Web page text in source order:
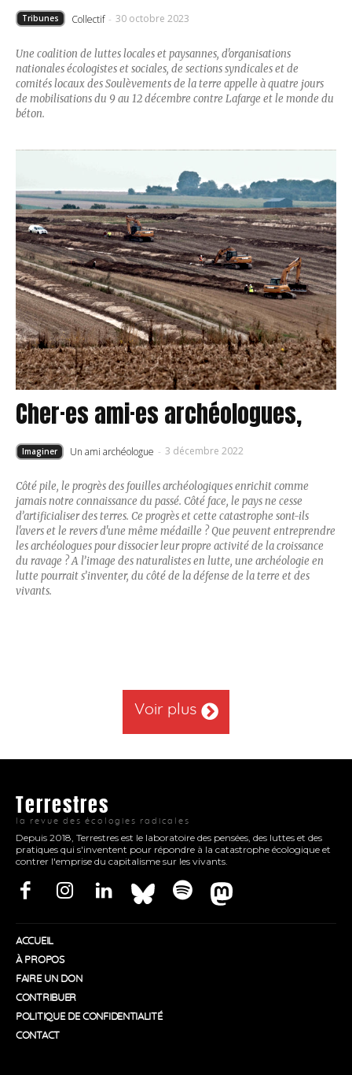
Tribunes Collectif - 30 octobre 2023
Une coalition de luttes locales et paysannes, d'organisations
nationales écologistes et sociales, de sections syndicales et de
comités locaux des Soulèvements de la terre appelle à quatre jours
de mobilisations du 9 au 12 décembre contre Lafarge et le monde du
béton.
Cher·es ami·es archéologues,
Imaginer Un ami archéologue - 3 décembre 2022
Côté pile, le progrès des fouilles archéologiques enrichit comme
jamais notre connaissance du passé. Côté face, le pays ne cesse
d’artificialiser des terres. Ce progrès et cette catastrophe sont-ils
l'avers et le revers d'une même médaille ? Que peuvent entreprendre
les archéologues pour dissocier leur propre activité de la croissance
du ravage ? A l’image des naturalistes en lutte, une archéologie en
lutte pourrait s’inventer, du côté de la défense de la terre et des
vivants.
Voir plus
Terrestres
la revue des écologies radicales
Depuis 2018, Terrestres est le laboratoire des pensées, des luttes et des
pratiques qui s'inventent pour répondre à la catastrophe écologique et
contrer l'emprise du capitalisme sur les vivants.
ACCUEIL
À PROPOS
FAIRE UN DON
CONTRIBUER
POLITIQUE DE CONFIDENTIALITÉ
CONTACT